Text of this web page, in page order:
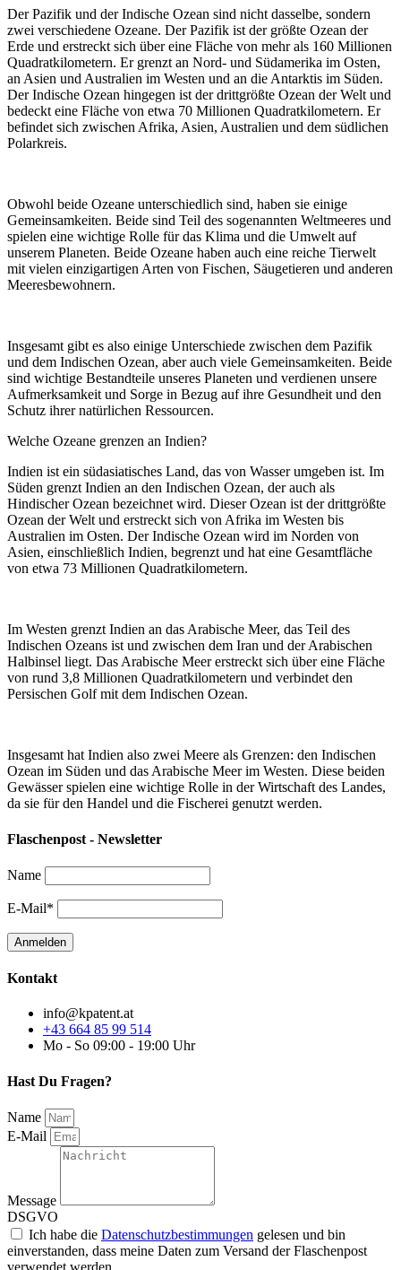
Der Pazifik und der Indische Ozean sind nicht dasselbe, sondern
zwei verschiedene Ozeane. Der Pazifik ist der größte Ozean der
Erde und erstreckt sich über eine Fläche von mehr als 160 Millionen
Quadratkilometern. Er grenzt an Nord- und Südamerika im Osten,
an Asien und Australien im Westen und an die Antarktis im Süden.
Der Indische Ozean hingegen ist der drittgrößte Ozean der Welt und
bedeckt eine Fläche von etwa 70 Millionen Quadratkilometern. Er
befindet sich zwischen Afrika, Asien, Australien und dem südlichen
Polarkreis.
Obwohl beide Ozeane unterschiedlich sind, haben sie einige
Gemeinsamkeiten. Beide sind Teil des sogenannten Weltmeeres und
spielen eine wichtige Rolle für das Klima und die Umwelt auf
unserem Planeten. Beide Ozeane haben auch eine reiche Tierwelt
mit vielen einzigartigen Arten von Fischen, Säugetieren und anderen
Meeresbewohnern.
Insgesamt gibt es also einige Unterschiede zwischen dem Pazifik
und dem Indischen Ozean, aber auch viele Gemeinsamkeiten. Beide
sind wichtige Bestandteile unseres Planeten und verdienen unsere
Aufmerksamkeit und Sorge in Bezug auf ihre Gesundheit und den
Schutz ihrer natürlichen Ressourcen.
Welche Ozeane grenzen an Indien?
Indien ist ein südasiatisches Land, das von Wasser umgeben ist. Im
Süden grenzt Indien an den Indischen Ozean, der auch als
Hindischer Ozean bezeichnet wird. Dieser Ozean ist der drittgrößte
Ozean der Welt und erstreckt sich von Afrika im Westen bis
Australien im Osten. Der Indische Ozean wird im Norden von
Asien, einschließlich Indien, begrenzt und hat eine Gesamtfläche
von etwa 73 Millionen Quadratkilometern.
Im Westen grenzt Indien an das Arabische Meer, das Teil des
Indischen Ozeans ist und zwischen dem Iran und der Arabischen
Halbinsel liegt. Das Arabische Meer erstreckt sich über eine Fläche
von rund 3,8 Millionen Quadratkilometern und verbindet den
Persischen Golf mit dem Indischen Ozean.
Insgesamt hat Indien also zwei Meere als Grenzen: den Indischen
Ozean im Süden und das Arabische Meer im Westen. Diese beiden
Gewässer spielen eine wichtige Rolle in der Wirtschaft des Landes,
da sie für den Handel und die Fischerei genutzt werden.
Flaschenpost - Newsletter
Name
E-Mail*
Kontakt
info@kpatent.at
+43 664 85 99 514
Mo - So 09:00 - 19:00 Uhr
Hast Du Fragen?
Name
E-Mail
Message
DSGVO
Ich habe die Datenschutzbestimmungen gelesen und bin
einverstanden, dass meine Daten zum Versand der Flaschenpost
verwendet werden.